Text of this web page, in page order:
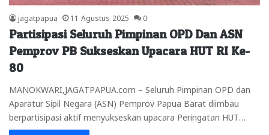
jagatpapua 11 Agustus 2025 0
Partisipasi Seluruh Pimpinan OPD Dan ASN
Pemprov PB Sukseskan Upacara HUT RI Ke-
80
MANOKWARI,JAGATPAPUA.com – Seluruh Pimpinan OPD dan
Aparatur Sipil Negara (ASN) Pemprov Papua Barat diimbau
berpartisipasi aktif menyukseskan upacara Peringatan HUT…